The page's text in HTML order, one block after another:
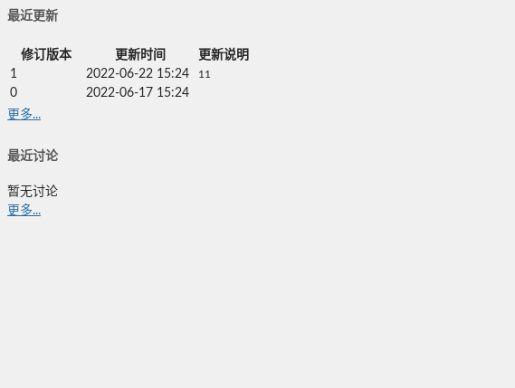
最近更新
修订版本 更新时间
更新说明
1
2022-06-22 15:24 11
0
2022-06-17 15:24
更多...
最近讨论
暂无讨论
更多...